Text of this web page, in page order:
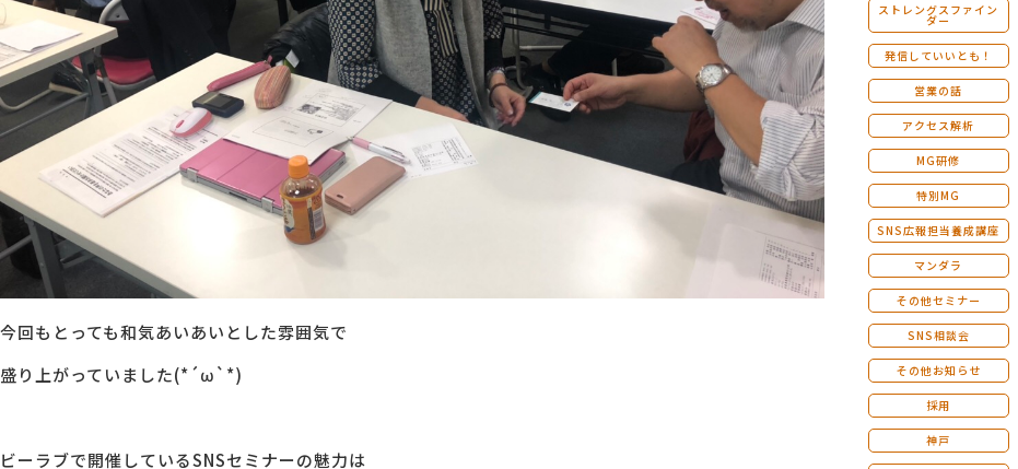
今回もとっても和気あいあいとした雰囲気で
盛り上がっていました(*´ω`*)
ビーラブで開催しているSNSセミナーの魅力は
ストレングスファイン
ダー
発信していいとも！
営業の話
アクセス解析
MG研修
特別MG
SNS広報担当養成講座
マンダラ
その他セミナー
SNS相談会
その他お知らせ
採用
神戸